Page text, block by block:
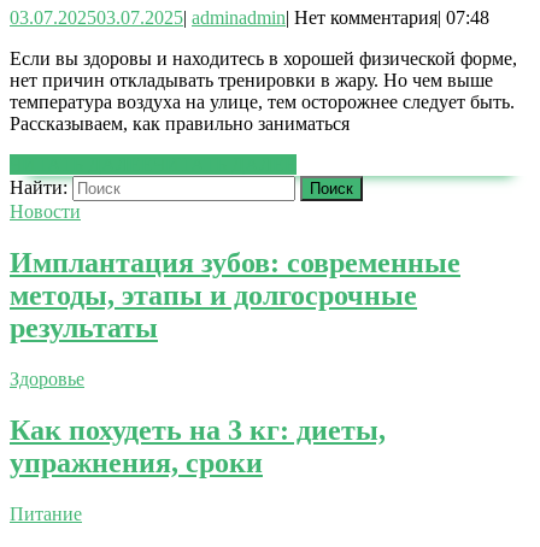
03.07.202503.07.2025| adminadmin| Нет комментария| 07:48
Если вы здоровы и находитесь в хорошей физической форме,
нет причин откладывать тренировки в жару. Но чем выше
температура воздуха на улице, тем осторожнее следует быть.
Рассказываем, как правильно заниматься
Найти:
Новости
Имплантация зубов: современные
методы, этапы и долгосрочные
результаты
Здоровье
Как похудеть на 3 кг: диеты,
упражнения, сроки
Питание